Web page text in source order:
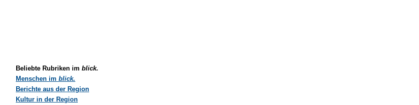
Beliebte Rubriken im blick.
Menschen im blick.
Berichte aus der Region
Kultur in der Region